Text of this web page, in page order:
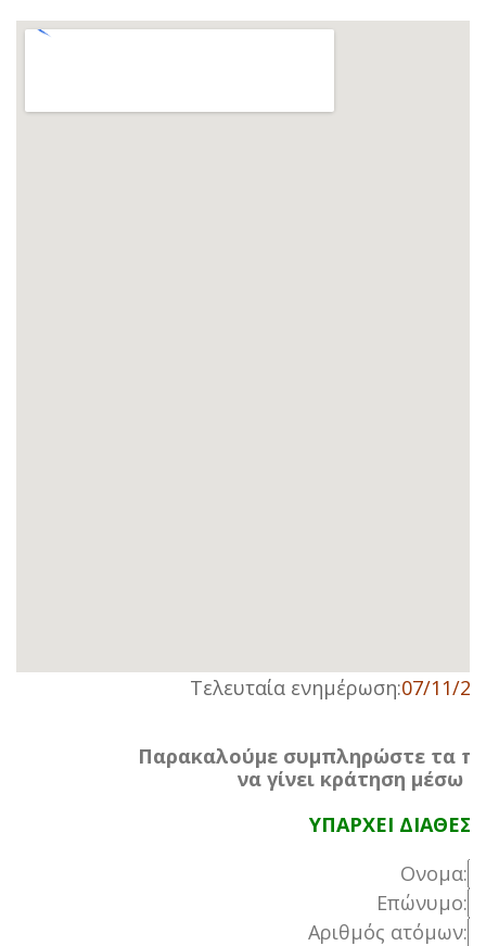
Τελευταία ενημέρωση:07/11/
Παρακαλούμε συμπληρώστε τα
να γίνει κράτηση μέσω
ΥΠΑΡΧΕΙ
Ονομα:
Επώνυμο:
Αριθμός ατόμων: